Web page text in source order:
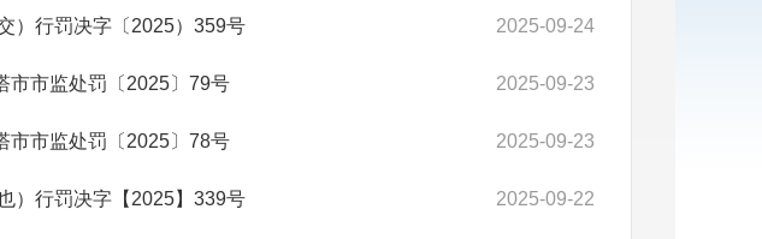
2025-09-24
）行罚决字〔2025）359号
2025-09-23
市市监处罚〔2025〕79号
2025-09-23
市市监处罚〔2025〕78号
2025-09-22
）行罚决字【2025】339号